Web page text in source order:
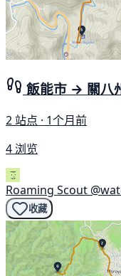
飯能市 → 關八
2 站点 · 1个月前
4 浏览
Roaming Scout
收藏